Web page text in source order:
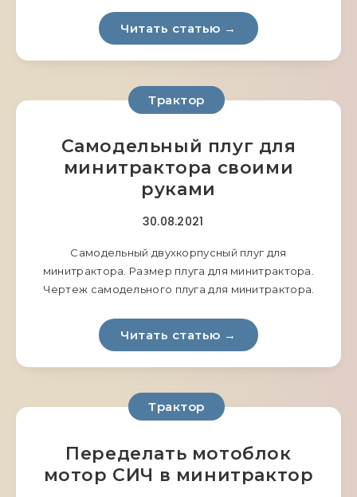
Читать статью →
Трактор
Самодельный плуг для
минитрактора своими
руками
30.08.2021
Самодельный двухкорпусный плуг для
минитрактора. Размер плуга для минитрактора.
Чертеж самодельного плуга для минитрактора.
Читать статью →
Трактор
Переделать мотоблок
мотор СИЧ в минитрактор